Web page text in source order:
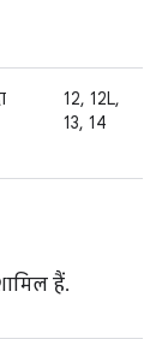
12, 12L,
13, 14
हैं.